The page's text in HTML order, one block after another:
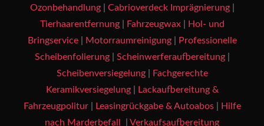
Ozonbehandlung| Cabrioverdeck Imprägnierung|
Tierhaarentfernung| Fahrzeugwax|
Hol- und
Bringservice| Motorraumreinigung|
Professionelle
Scheibenfolierung| Scheinwerferaufbereitung|
Scheibenversiegelung|
Fachgerechte
Keramikversiegelung|
Lackaufbereitung &
Fahrzeugpolitur| Leasingrückgabe & Autoabos|
Hilfe
nach Marderbefall
Verkaufsaufbereitung